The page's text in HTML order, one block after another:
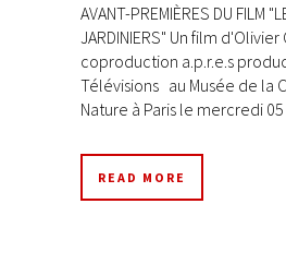
AVANT-PREMIÈRES DU FILM
JARDINIERS" Un film
coproduction a.p.r.e.s
Télévisions au Musée de la
Nature à Paris le mercredi 05
READ MORE